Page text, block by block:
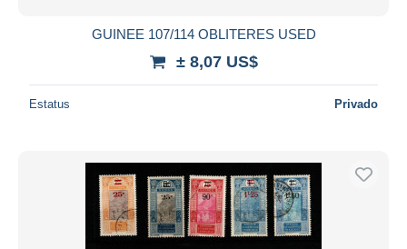
GUINEE 107/114 OBLITERES USED
± 8,07 US$
Estatus Privado